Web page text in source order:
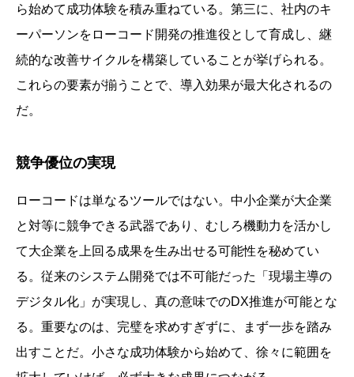
ら始めて成功体験を積み重ねている。第三に、社内のキ
ーパーソンをローコード開発の推進役として育成し、継
続的な改善サイクルを構築していることが挙げられる。
これらの要素が揃うことで、導入効果が最大化されるの
だ。
競争優位の実現
ローコードは単なるツールではない。中小企業が大企業
と対等に競争できる武器であり、むしろ機動力を活かし
て大企業を上回る成果を生み出せる可能性を秘めてい
る。従来のシステム開発では不可能だった「現場主導の
デジタル化」が実現し、真の意味でのDX推進が可能とな
る。重要なのは、完璧を求めすぎずに、まず一歩を踏み
出すことだ。小さな成功体験から始めて、徐々に範囲を